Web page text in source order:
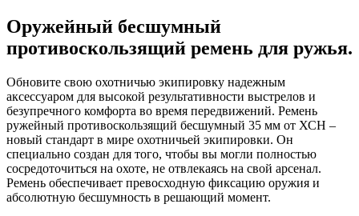
Оружейный бесшумный
противоскользящий ремень для ружья.
Обновите свою охотничью экипировку надежным
аксессуаром для высокой результативности выстрелов и
безупречного комфорта во время передвижений. Ремень
ружейный противоскользящий бесшумный 35 мм от ХСН –
новый стандарт в мире охотничьей экипировки. Он
специально создан для того, чтобы вы могли полностью
сосредоточиться на охоте, не отвлекаясь на свой арсенал.
Ремень обеспечивает превосходную фиксацию оружия и
абсолютную бесшумность в решающий момент.